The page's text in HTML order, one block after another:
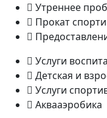
Утреннее
Прокат
Услуги
Детская и
Услуги
Аквааэробика